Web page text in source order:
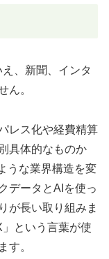
、新聞、インタ
ん。
レス化や経費精算
具体的なものか
うな業界構造を変
データとAIを使っ
が長い取り組みま
という言葉が使
す。